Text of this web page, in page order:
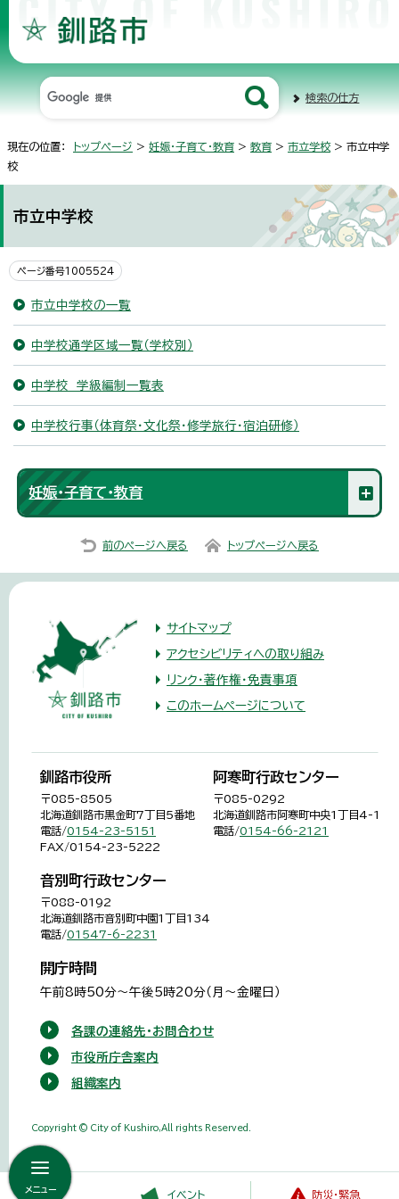
検索の仕方
現在の位置： トップページ > 妊娠・子育て・教育 > 教育 > 市立学校> 市立中学
校
市立中学校
ページ番号1005524
市立中学校の一覧
中学校通学区域一覧（学校別）
中学校 学級編制一覧表
中学校行事（体育祭・文化祭・修学旅行・宿泊研修）
妊娠・子育て・教育
前のページへ戻る トップページへ戻る
メニュー イベント 防災・緊急
サイトマップ
アクセシビリティへの取り組み
リンク・著作権・免責事項
このホームページについて
釧路市役所
〒085-8505
北海道釧路市黒金町7丁目5番地
電話/0154-23-5151
FAX/0154-23-5222
阿寒町行政センター
〒085-0292
北海道釧路市阿寒町中央1丁目4-1
電話/0154-66-2121
音別町行政センター
〒088-0192
北海道釧路市音別町中園1丁目134
電話/01547-6-2231
開庁時間
午前8時50分～午後5時20分（月～金曜日）
各課の連絡先・お問合わせ
市役所庁舎案内
組織案内
Copyright © City of Kushiro,All rights Reserved.